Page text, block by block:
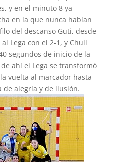
y en el minuto 8 ya
en la que nunca habían
del descanso Guti, desde
Lega con el 2-1, y Chuli
segundos de inicio de la
ahí el Lega se transformó
vuelta al marcador hasta
de alegría y de ilusión.